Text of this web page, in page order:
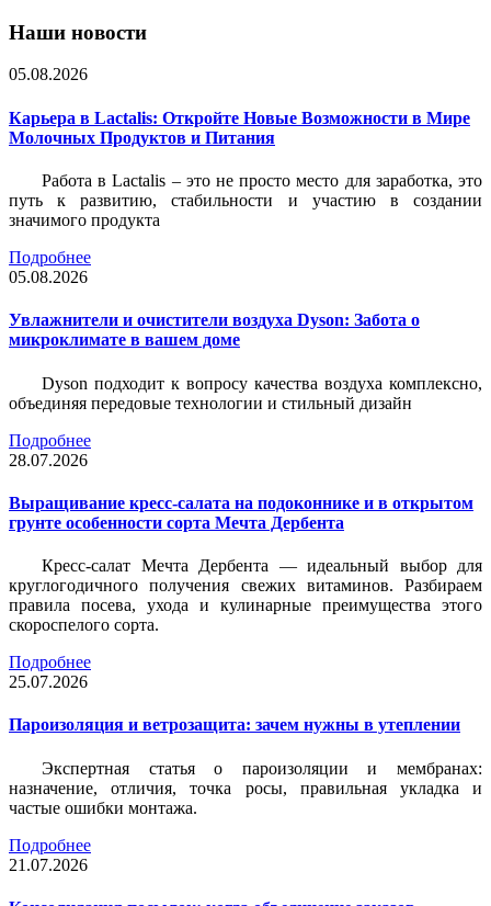
Наши новости
05.08.2026
Карьера в Lactalis: Откройте Новые Возможности в Мире
Молочных Продуктов и Питания
Работа в Lactalis – это не просто место для заработка, это
путь к развитию, стабильности и участию в создании
значимого продукта
Подробнее
05.08.2026
Увлажнители и очистители воздуха Dyson: Забота о
микроклимате в вашем доме
Dyson подходит к вопросу качества воздуха комплексно,
объединяя передовые технологии и стильный дизайн
Подробнее
28.07.2026
Выращивание кресс-салата на подоконнике и в открытом
грунте особенности сорта Мечта Дербента
Кресс-салат Мечта Дербента — идеальный выбор для
круглогодичного получения свежих витаминов. Разбираем
правила посева, ухода и кулинарные преимущества этого
скороспелого сорта.
Подробнее
25.07.2026
Пароизоляция и ветрозащита: зачем нужны в утеплении
Экспертная статья о пароизоляции и мембранах:
назначение, отличия, точка росы, правильная укладка и
частые ошибки монтажа.
Подробнее
21.07.2026